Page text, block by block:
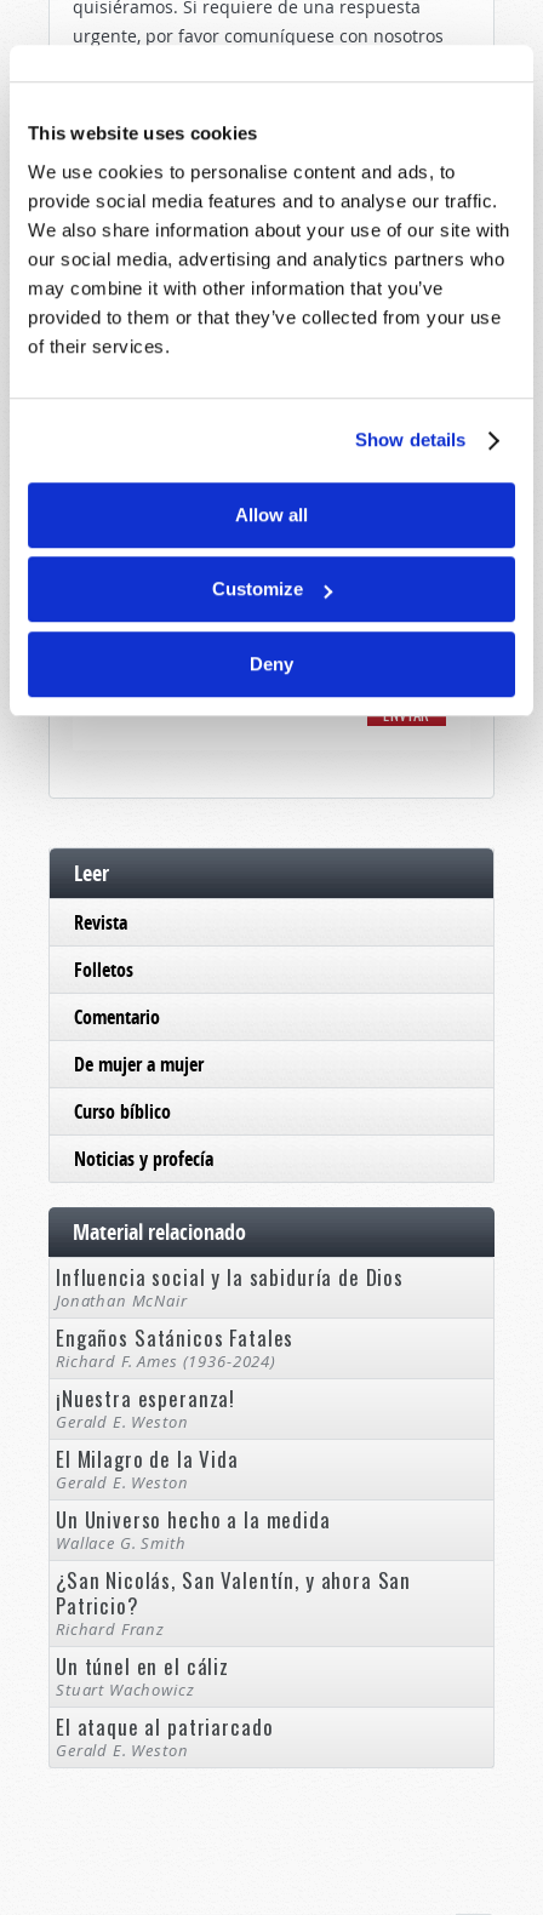
This website uses cookies
We use cookies to personalise content and ads, to
provide social media features and to analyse our traffic.
We also share information about your use of our site with
our social media, advertising and analytics partners who
may combine it with other information that you’ve
provided to them or that they’ve collected from your use
of their services.
Show details
Allow all
Customize
Deny
quisiéramos. Si requiere de una respuesta
urgente, por favor comuníquese con nosotros
Apellido *
Correo
electrónico*
Leer
Revista
Folletos
Comentario
De mujer a mujer
Curso bíblico
Noticias y profecía
Material relacionado
Influencia social y la sabiduría de Dios
Jonathan McNair
Engaños Satánicos Fatales
Richard F. Ames (1936-2024)
¡Nuestra esperanza!
Gerald E. Weston
El Milagro de la Vida
Gerald E. Weston
Un Universo hecho a la medida
Wallace G. Smith
¿San Nicolás, San Valentín, y ahora San
Patricio?
Richard Franz
Un túnel en el cáliz
Stuart Wachowicz
El ataque al patriarcado
Gerald E. Weston